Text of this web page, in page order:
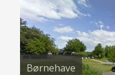
Børnehave